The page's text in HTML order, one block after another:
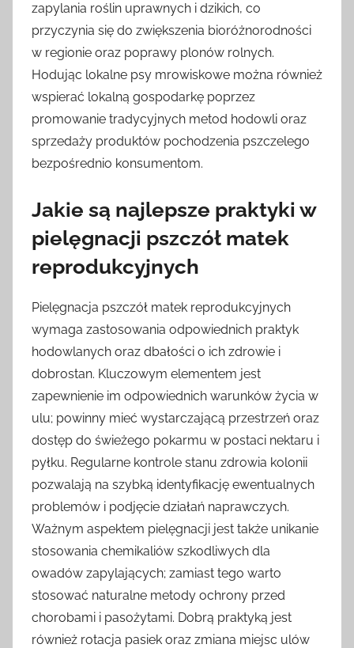
zapylania roślin uprawnych i dzikich, co
przyczynia się do zwiększenia bioróżnorodności
w regionie oraz poprawy plonów rolnych.
Hodując lokalne psy mrowiskowe można również
wspierać lokalną gospodarkę poprzez
promowanie tradycyjnych metod hodowli oraz
sprzedaży produktów pochodzenia pszczelego
bezpośrednio konsumentom.
Jakie są najlepsze praktyki w
pielęgnacji pszczół matek
reprodukcyjnych
Pielęgnacja pszczół matek reprodukcyjnych
wymaga zastosowania odpowiednich praktyk
hodowlanych oraz dbałości o ich zdrowie i
dobrostan. Kluczowym elementem jest
zapewnienie im odpowiednich warunków życia w
ulu; powinny mieć wystarczającą przestrzeń oraz
dostęp do świeżego pokarmu w postaci nektaru i
pyłku. Regularne kontrole stanu zdrowia kolonii
pozwalają na szybką identyfikację ewentualnych
problemów i podjęcie działań naprawczych.
Ważnym aspektem pielęgnacji jest także unikanie
stosowania chemikaliów szkodliwych dla
owadów zapylających; zamiast tego warto
stosować naturalne metody ochrony przed
chorobami i pasożytami. Dobrą praktyką jest
również rotacja pasiek oraz zmiana miejsc ulów